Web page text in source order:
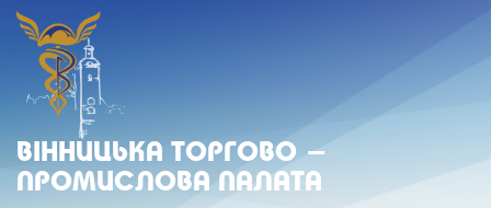
ВIННИЦЬКА ТОРГОВО -
ПРОМИСЛОВА ПАЛАТА